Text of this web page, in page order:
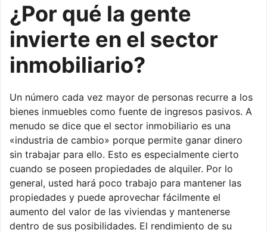
¿Por qué la gente
invierte en el sector
inmobiliario?
Un número cada vez mayor de personas recurre a los
bienes inmuebles como fuente de ingresos pasivos. A
menudo se dice que el sector inmobiliario es una
«industria de cambio» porque permite ganar dinero
sin trabajar para ello. Esto es especialmente cierto
cuando se poseen propiedades de alquiler. Por lo
general, usted hará poco trabajo para mantener las
propiedades y puede aprovechar fácilmente el
aumento del valor de las viviendas y mantenerse
dentro de sus posibilidades. El rendimiento de su